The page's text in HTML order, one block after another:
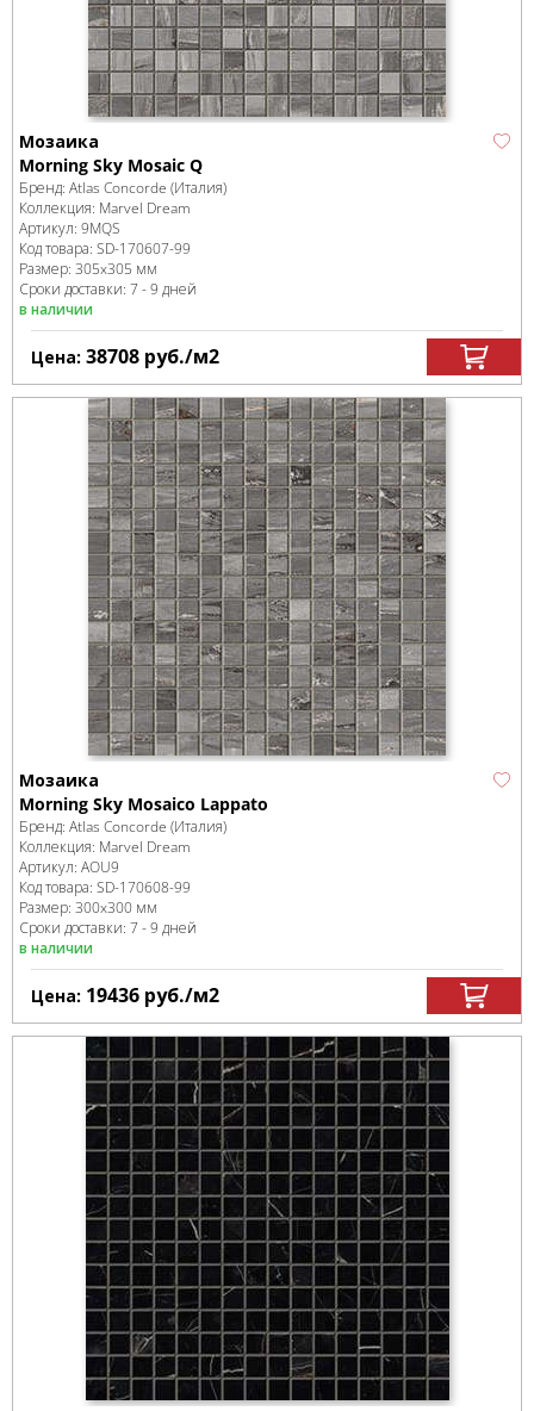
Мозаика
Morning Sky Mosaic Q
Бренд: Atlas Concorde (Италия)
Коллекция: Marvel Dream
Артикул: 9MQS
Код товара: SD-170607-99
Размер: 305x305 мм
Сроки доставки: 7 - 9 дней
в наличии
Цена: 38708 руб./м2
Мозаика
Morning Sky Mosaico Lappato
Бренд: Atlas Concorde (Италия)
Коллекция: Marvel Dream
Артикул: AOU9
Код товара: SD-170608-99
Размер: 300x300 мм
Сроки доставки: 7 - 9 дней
в наличии
Цена: 19436 руб./м2